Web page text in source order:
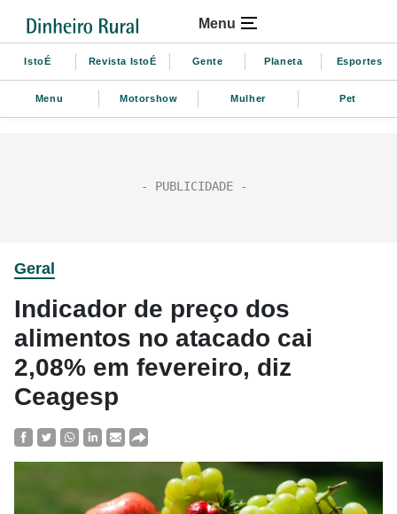
Menu
IstoÉ Revista IstoÉ Gente Planeta Esportes
Menu Motorshow Mulher Pet
Geral
Indicador de preço dos
alimentos no atacado cai
2,08% em fevereiro, diz
Ceagesp